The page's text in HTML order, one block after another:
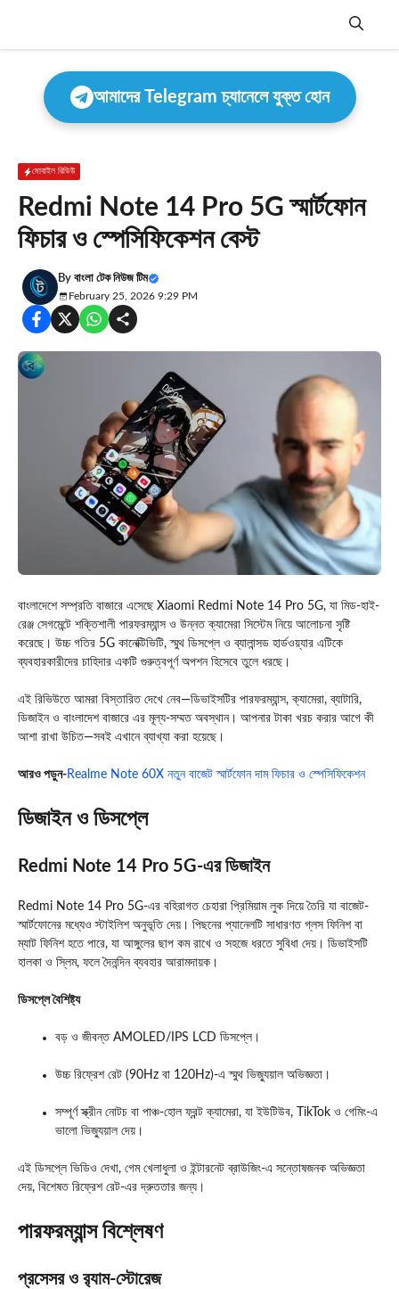
Menu
আমাদের Telegram চ্যানেলে যুক্ত হোন
মোবাইল রিভিউ
Redmi Note 14 Pro 5G স্মার্টফোন
ফিচার ও স্পেসিফিকেশন বেস্ট
By বাংলা টেক নিউজ টিম
February 25, 2026 9:29 PM
বাংলাদেশে সম্প্রতি বাজারে এসেছে Xiaomi Redmi Note 14 Pro 5G, যা মিড-হাই-
রেঞ্জ সেগমেন্টে শক্তিশালী পারফরম্যান্স ও উন্নত ক্যামেরা সিস্টেম নিয়ে আলোচনা সৃষ্টি
করেছে। উচ্চ গতির 5G কানেক্টিভিটি, স্মুথ ডিসপ্লে ও ব্যালান্সড হার্ডওয়্যার এটিকে
ব্যবহারকারীদের চাহিদার একটি গুরুত্বপূর্ণ অপশন হিসেবে তুলে ধরছে।
এই রিভিউতে আমরা বিস্তারিত দেখে নেব—ডিভাইসটির পারফরম্যান্স, ক্যামেরা, ব্যাটারি,
ডিজাইন ও বাংলাদেশ বাজারে এর মূল্য-সম্মত অবস্থান। আপনার টাকা খরচ করার আগে কী
আশা রাখা উচিত—সবই এখানে ব্যাখ্যা করা হয়েছে।
আরও পড়ুন-Realme Note 60X নতুন বাজেট স্মার্টফোন দাম ফিচার ও স্পেসিফিকেশন
ডিজাইন ও ডিসপ্লে
Redmi Note 14 Pro 5G-এর ডিজাইন
Redmi Note 14 Pro 5G-এর বহিরাগত চেহারা প্রিমিয়াম লুক দিয়ে তৈরি যা বাজেট-
স্মার্টফোনের মধ্যেও স্টাইলিশ অনুভূতি দেয়। পিছনের প্যানেলটি সাধারণত গ্লস ফিনিশ বা
ম্যাট ফিনিশ হতে পারে, যা আঙ্গুলের ছাপ কম রাখে ও সহজে ধরতে সুবিধা দেয়। ডিভাইসটি
হালকা ও স্লিম, ফলে দৈনন্দিন ব্যবহার আরামদায়ক।
ডিসপ্লে বৈশিষ্ট্য
বড় ও জীবন্ত AMOLED/IPS LCD ডিসপ্লে।
উচ্চ রিফ্রেশ রেট (90Hz বা 120Hz)-এ স্মুথ ভিজ্যুয়াল অভিজ্ঞতা।
সম্পূর্ণ স্ক্রীন নোটচ বা পাঞ্চ-হোল ফ্রন্ট ক্যামেরা, যা ইউটিউব, TikTok ও গেমিং-এ
ভালো ভিজ্যুয়াল দেয়।
এই ডিসপ্লে ভিডিও দেখা, গেম খেলাধুলা ও ইন্টারনেট ব্রাউজিং-এ সন্তোষজনক অভিজ্ঞতা
দেয়, বিশেষত রিফ্রেশ রেট-এর দ্রুততার জন্য।
পারফরম্যান্স বিশ্লেষণ
প্রসেসর ও র‍্যাম-স্টোরেজ